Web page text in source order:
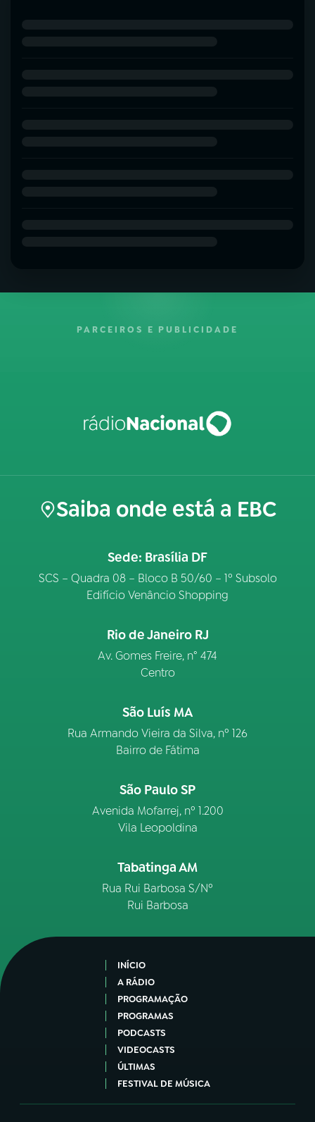
PARCEIROS E PUBLICIDADE
Saiba onde está a EBC
Sede: Brasília DF
SCS – Quadra 08 – Bloco B 50/60 – 1º Subsolo
Edifício Venâncio Shopping
Rio de Janeiro RJ
Av. Gomes Freire, n° 474
Centro
São Luís MA
Rua Armando Vieira da Silva, nº 126
Bairro de Fátima
São Paulo SP
Avenida Mofarrej, nº 1.200
Vila Leopoldina
Tabatinga AM
Rua Rui Barbosa S/Nº
Rui Barbosa
INÍCIO
A RÁDIO
PROGRAMAÇÃO
PROGRAMAS
PODCASTS
VIDEOCASTS
ÚLTIMAS
FESTIVAL DE MÚSICA